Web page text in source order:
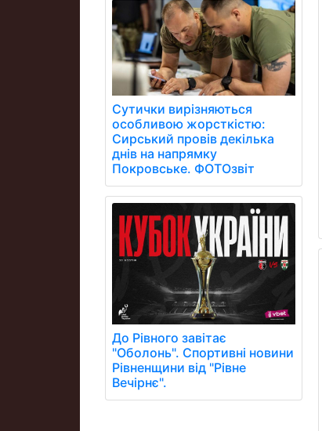
Сутички вирізняються
особливою жорсткістю:
Сирський провів декілька
днів на напрямку
Покровське. ФОТОзвіт
До Рівного завітає
"Оболонь". Спортивні новини
Рівненщини від "Рівне
Вечірнє".